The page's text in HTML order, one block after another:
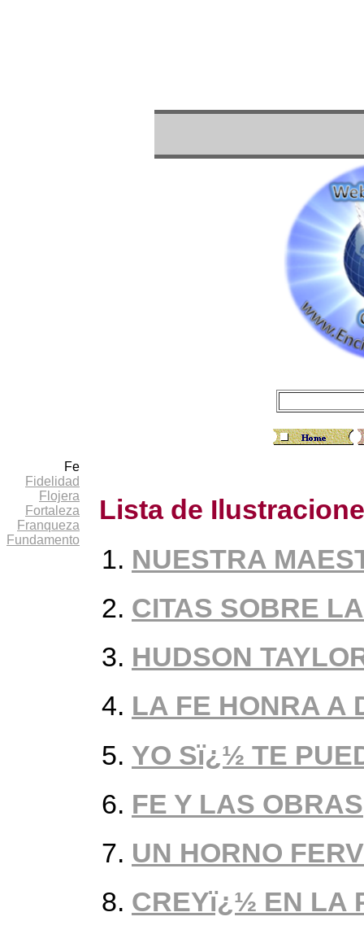
Fe
Fidelidad
Flojera
Fortaleza
Franqueza
Fundamento
Lista de
NUESTRA
CITAS SOBRE
HUDSON
LA FE HONRA A
YO Sï¿½ TE
FE Y LAS OBRAS
UN HORNO
CREYï¿½ EN LA